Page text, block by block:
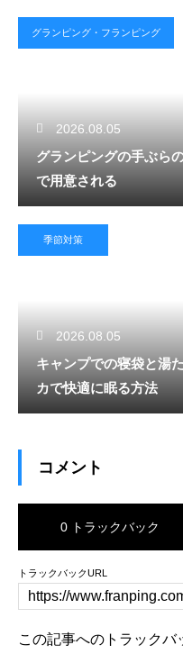
グランピング・フランピング
2026.08.05
グランピングの手ぶら
で用意される
季節対策
2026.08.05
キャンプでの寝袋と湯
カで快適に眠る方法
コメント
0 トラックバック
トラックバックURL
この記事へのトラックバ